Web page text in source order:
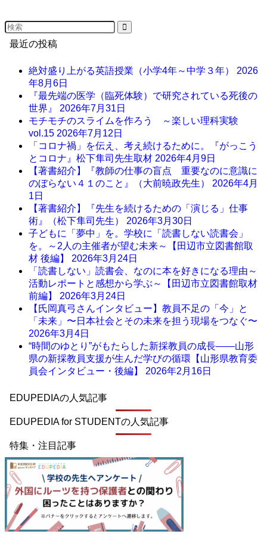
最近の投稿
絶対盛り上がる英語授業（小学4年～中学３年） 2026
年8月6日
『最先端の医学（臨死体験）で研究されている死後の
世界』 2026年7月31日
モチモチのスライムを作ろう ～楽しい理科実験
vol.15 2026年7月12日
「コロナ禍」を伝え、考え続けるために。『がっこう
とコロナ』松下隼司先生取材 2026年4月9日
【著書紹介】『教師の仕事の盲点 重要なのに意識に
のぼらない４１のこと』（大前暁政先生） 2026年4月
1日
【著書紹介】『先生を続けるための「演じる」仕事
術』（松下隼司先生） 2026年3月30日
子どもに「夢中」を。学校に「読書しない読書会」
を。～2人の主催者が望む未来～【田辺市立図書館取
材 後編】 2026年3月24日
「読書しない」読書会、なのに本を好きになる理由～
活動レポートと感想から学ぶ～【田辺市立図書館取材
前編】 2026年3月24日
【氏岡真弓さんインタビュー】教員不足の「今」と
「未来」〜日本社会とその未来を担う現場をつなぐ〜
2026年3月4日
“時間のゆとり”がもたらした新採教員の成長――山形
県の新採教員支援が生んだ学びの循環【山形県教育委
員会インタビュー・後編】 2026年2月16日
EDUPEDIAの人気記事
EDUPEDIA for STUDENTの人気記事
特集・注目記事